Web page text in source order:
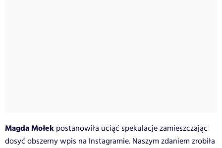
Magda Mołek postanowiła uciąć spekulacje zamieszczając
dosyć obszerny wpis na Instagramie. Naszym zdaniem zrobiła